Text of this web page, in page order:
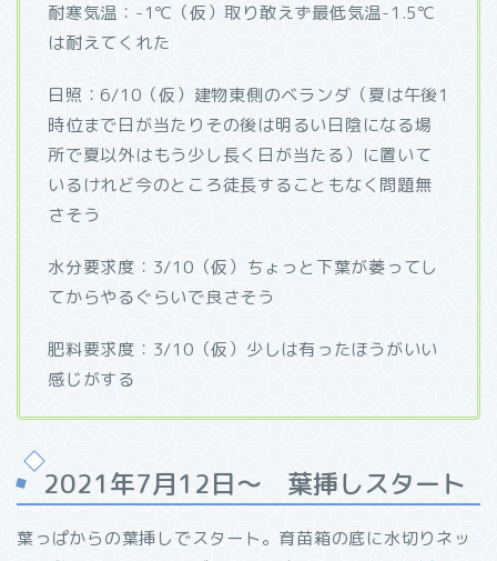
耐寒気温：-1℃（仮）取り敢えず最低気温-1.5℃
は耐えてくれた
日照：6/10（仮）建物東側のベランダ（夏は午後1
時位まで日が当たりその後は明るい日陰になる場
所で夏以外はもう少し長く日が当たる）に置いて
いるけれど今のところ徒長することもなく問題無
さそう
水分要求度：3/10（仮）ちょっと下葉が萎ってし
てからやるぐらいで良さそう
肥料要求度：3/10（仮）少しは有ったほうがいい
感じがする
2021年7月12日～ 葉挿しスタート
葉っぱからの葉挿しでスタート。育苗箱の底に水切りネッ